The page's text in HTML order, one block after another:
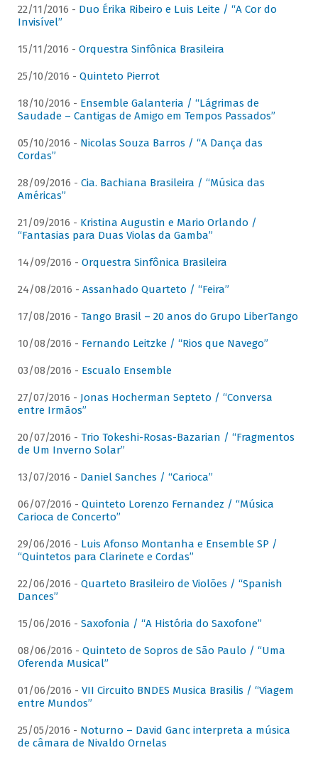
22/11/2016 - Duo Érika Ribeiro e Luis Leite / “A Cor do
Invisível”
15/11/2016 - Orquestra Sinfônica Brasileira
25/10/2016 - Quinteto Pierrot
18/10/2016 - Ensemble Galanteria / “Lágrimas de
Saudade – Cantigas de Amigo em Tempos Passados”
05/10/2016 - Nicolas Souza Barros / “A Dança das
Cordas”
28/09/2016 - Cia. Bachiana Brasileira / “Música das
Américas”
21/09/2016 - Kristina Augustin e Mario Orlando /
“Fantasias para Duas Violas da Gamba”
14/09/2016 - Orquestra Sinfônica Brasileira
24/08/2016 - Assanhado Quarteto / “Feira”
17/08/2016 - Tango Brasil – 20 anos do Grupo LiberTango
10/08/2016 - Fernando Leitzke / “Rios que Navego”
03/08/2016 - Escualo Ensemble
27/07/2016 - Jonas Hocherman Septeto / “Conversa
entre Irmãos”
20/07/2016 - Trio Tokeshi-Rosas-Bazarian / “Fragmentos
de Um Inverno Solar”
13/07/2016 - Daniel Sanches / “Carioca”
06/07/2016 - Quinteto Lorenzo Fernandez / “Música
Carioca de Concerto”
29/06/2016 - Luis Afonso Montanha e Ensemble SP /
“Quintetos para Clarinete e Cordas”
22/06/2016 - Quarteto Brasileiro de Violões / “Spanish
Dances”
15/06/2016 - Saxofonia / “A História do Saxofone”
08/06/2016 - Quinteto de Sopros de São Paulo / “Uma
Oferenda Musical”
01/06/2016 - VII Circuito BNDES Musica Brasilis / “Viagem
entre Mundos”
25/05/2016 - Noturno – David Ganc interpreta a música
de câmara de Nivaldo Ornelas